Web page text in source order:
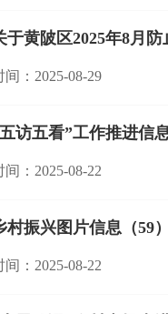
于黄陂区2025年8月
间：2025-08-29
访五看”工作推进信
间：2025-08-22
村振兴图片信息（59）
间：2025-08-22